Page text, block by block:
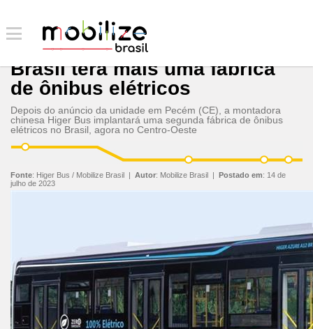
Brasil terá mais uma fábrica
de ônibus elétricos
Depois do anúncio da unidade em Pecém (CE), a montadora
chinesa Higer Bus implantará uma segunda fábrica de ônibus
elétricos no Brasil, agora no Centro-Oeste
Fonte: Higer Bus / Mobilize Brasil | Autor: Mobilize Brasil | Postado em: 14 de
julho de 2023